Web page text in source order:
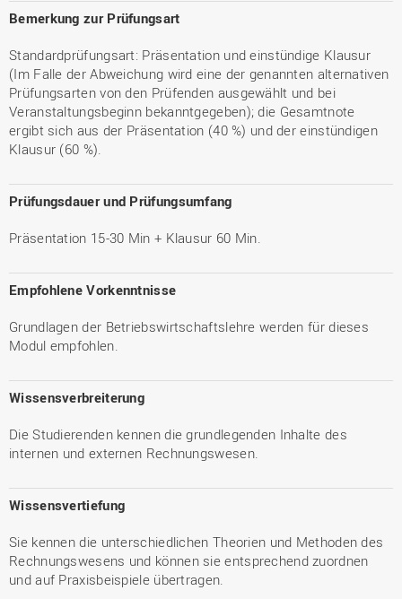
Bemerkung zur Prüfungsart
Standardprüfungsart: Präsentation und einstündige Klausur
(Im Falle der Abweichung wird eine der genannten alternativen
Prüfungsarten von den Prüfenden ausgewählt und bei
Veranstaltungsbeginn bekanntgegeben); die Gesamtnote
ergibt sich aus der Präsentation (40 %) und der einstündigen
Klausur (60 %).
Prüfungsdauer und Prüfungsumfang
Präsentation 15-30 Min + Klausur 60 Min.
Empfohlene Vorkenntnisse
Grundlagen der Betriebswirtschaftslehre werden für dieses
Modul empfohlen.
Wissensverbreiterung
Die Studierenden kennen die grundlegenden Inhalte des
internen und externen Rechnungswesen.
Wissensvertiefung
Sie kennen die unterschiedlichen Theorien und Methoden des
Rechnungswesens und können sie entsprechend zuordnen
und auf Praxisbeispiele übertragen.